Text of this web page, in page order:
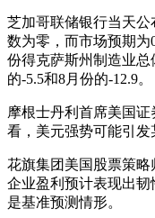
芝加哥联储银行当天
数为零，而市场预期为
份得克萨斯州制造业总
的-5.5和8月份的-12.9。
摩根士丹利首席美国
看，美元强势可能引发
花旗集团美国股票策略
企业盈利预计表现出韧
是基准预测情形。